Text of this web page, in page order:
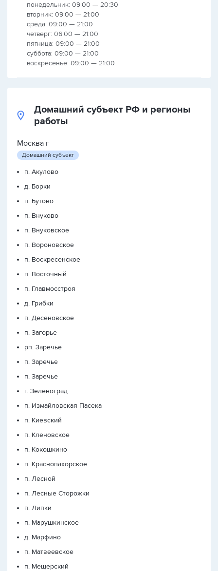
понедельник: 09:00 — 20:30
вторник: 09:00 — 21:00
среда: 09:00 — 21:00
четверг: 06:00 — 21:00
пятница: 09:00 — 21:00
суббота: 09:00 — 21:00
воскресенье: 09:00 — 21:00
Домашний субъект РФ и регионы
работы
Москва г
Домашний субъект
п. Акулово
д. Борки
п. Бутово
п. Внуково
п. Внуковское
п. Вороновское
п. Воскресенское
п. Восточный
п. Главмосстроя
д. Грибки
п. Десеновское
п. Загорье
рп. Заречье
п. Заречье
п. Заречье
г. Зеленоград
п. Измайловская Пасека
п. Киевский
п. Кленовское
п. Кокошкино
п. Краснопахорское
п. Лесной
п. Лесные Сторожки
п. Липки
п. Марушкинское
д. Марфино
п. Матвеевское
п. Мещерский